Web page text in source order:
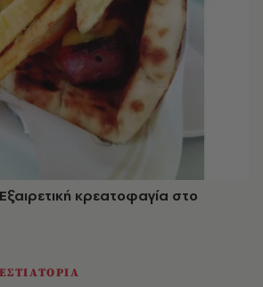
κρεατοφαγία στο
ΕΣΤΙΑΤΟΡΙΑ